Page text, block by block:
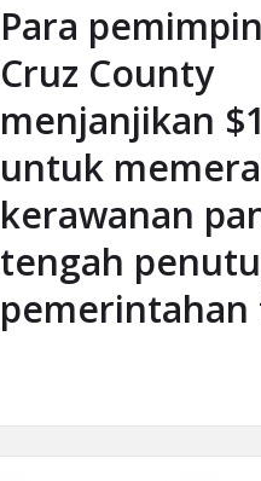
Para
Cruz County
menjanjikan
untuk
kerawanan
tengah
pemerintahan